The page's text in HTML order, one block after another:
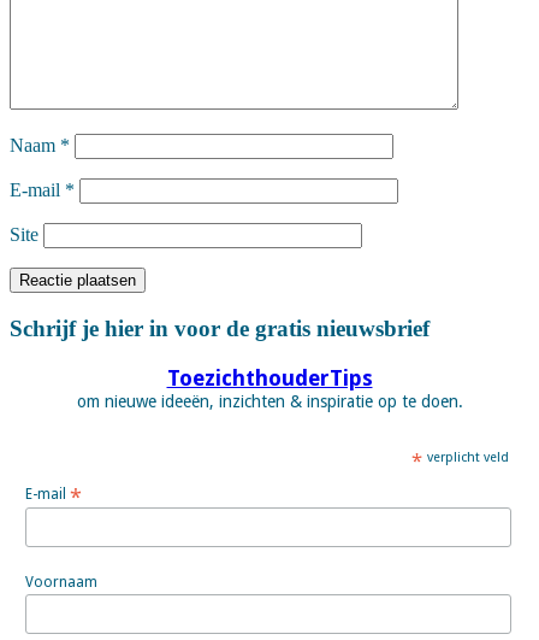
Naam *
E-mail *
Site
Schrijf je hier in voor de gratis nieuwsbrief
ToezichthouderTips
om nieuwe ideeën, inzichten & inspiratie op te doen.
*verplicht veld
E-mail *
Voornaam